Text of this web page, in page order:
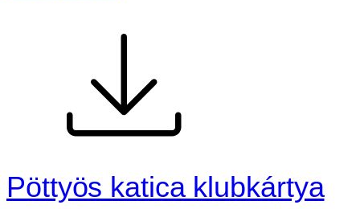
Pöttyös katica klubkártya